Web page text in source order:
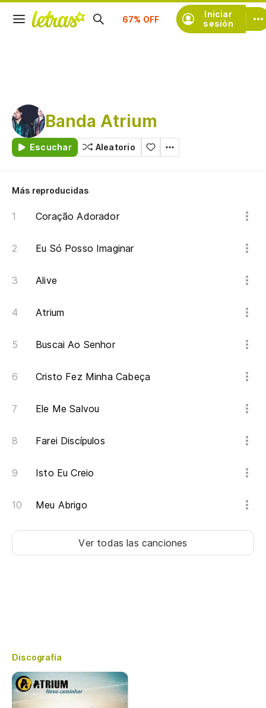
Iniciar
sesión
Suscríbete
Banda Atrium
Escuchar Aleatorio
Más reproducidas
Coração Adorador
Eu Só Posso Imaginar
Alive
Atrium
Buscai Ao Senhor
Cristo Fez Minha Cabeça
Ele Me Salvou
Farei Discípulos
Isto Eu Creio
Meu Abrigo
Ver todas las canciones
Discografía